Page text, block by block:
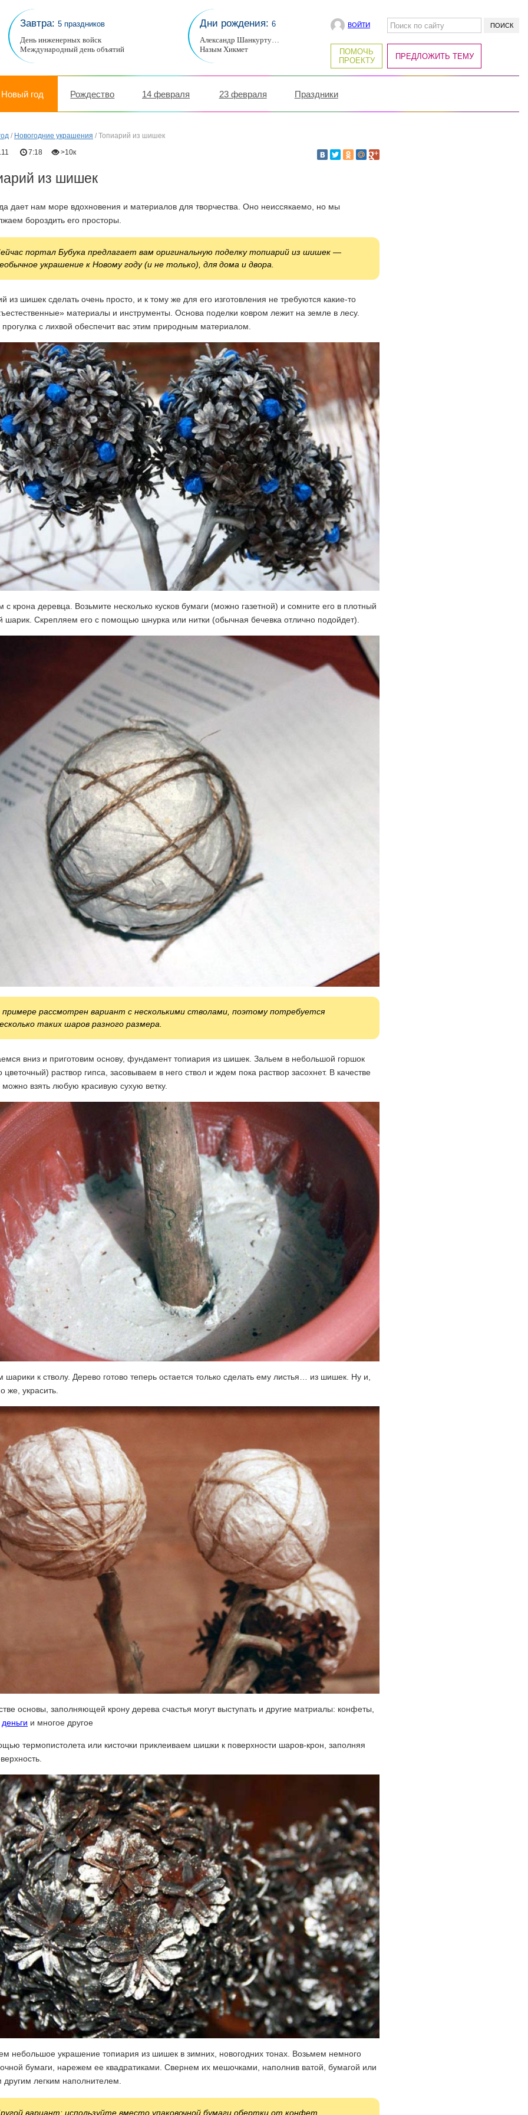
Завтра: 5 праздников
День инженерных войск
Международный день объятий
Дни рождения: 6
Александр Шанкурту…
Назым Хикмет
ВОЙТИ
ПОМОЧЬ
ПРОЕКТУ
ПРЕДЛОЖИТЬ ТЕМУ
Новый год Рождество 14 февраля 23 февраля Праздники
/ Новогодние украшения / Топиарий из шишек
7:18 >10к
из шишек
дает нам море вдохновения и материалов для творчества. Оно неиссякаемо, но мы
бороздить его просторы.
портал Бубука предлагает вам оригинальную поделку топиарий из шишек —
украшение к Новому году (и не только), для дома и двора.
из шишек сделать очень просто, и к тому же для его изготовления не требуются какие-то
материалы и инструменты. Основа поделки ковром лежит на земле в лесу.
с лихвой обеспечит вас этим природным материалом.
с крона деревца. Возьмите несколько кусков бумаги (можно газетной) и сомните его в плотный
шарик. Скрепляем его с помощью шнурка или нитки (обычная бечевка отлично подойдет).
примере рассмотрен вариант с несколькими стволами, поэтому потребуется
таких шаров разного размера.
вниз и приготовим основу, фундамент топиария из шишек. Зальем в небольшой горшок
раствор гипса, засовываем в него ствол и ждем пока раствор засохнет. В качестве
можно взять любую красивую сухую ветку.
шарики к стволу. Дерево готово теперь остается только сделать ему листья… из шишек. Ну и,
же, украсить.
основы, заполняющей крону дерева счастья могут выступать и другие матриалы: конфеты,
деньги и многое другое
термопистолета или кисточки приклеиваем шишки к поверхности шаров-крон, заполняя
небольшое украшение топиария из шишек в зимних, новогодних тонах. Возьмем немного
бумаги, нарежем ее квадратиками. Свернем их мешочками, наполнив ватой, бумагой или
легким наполнителем.
вариант: используйте вместо упаковочной бумаги обертки от конфет.